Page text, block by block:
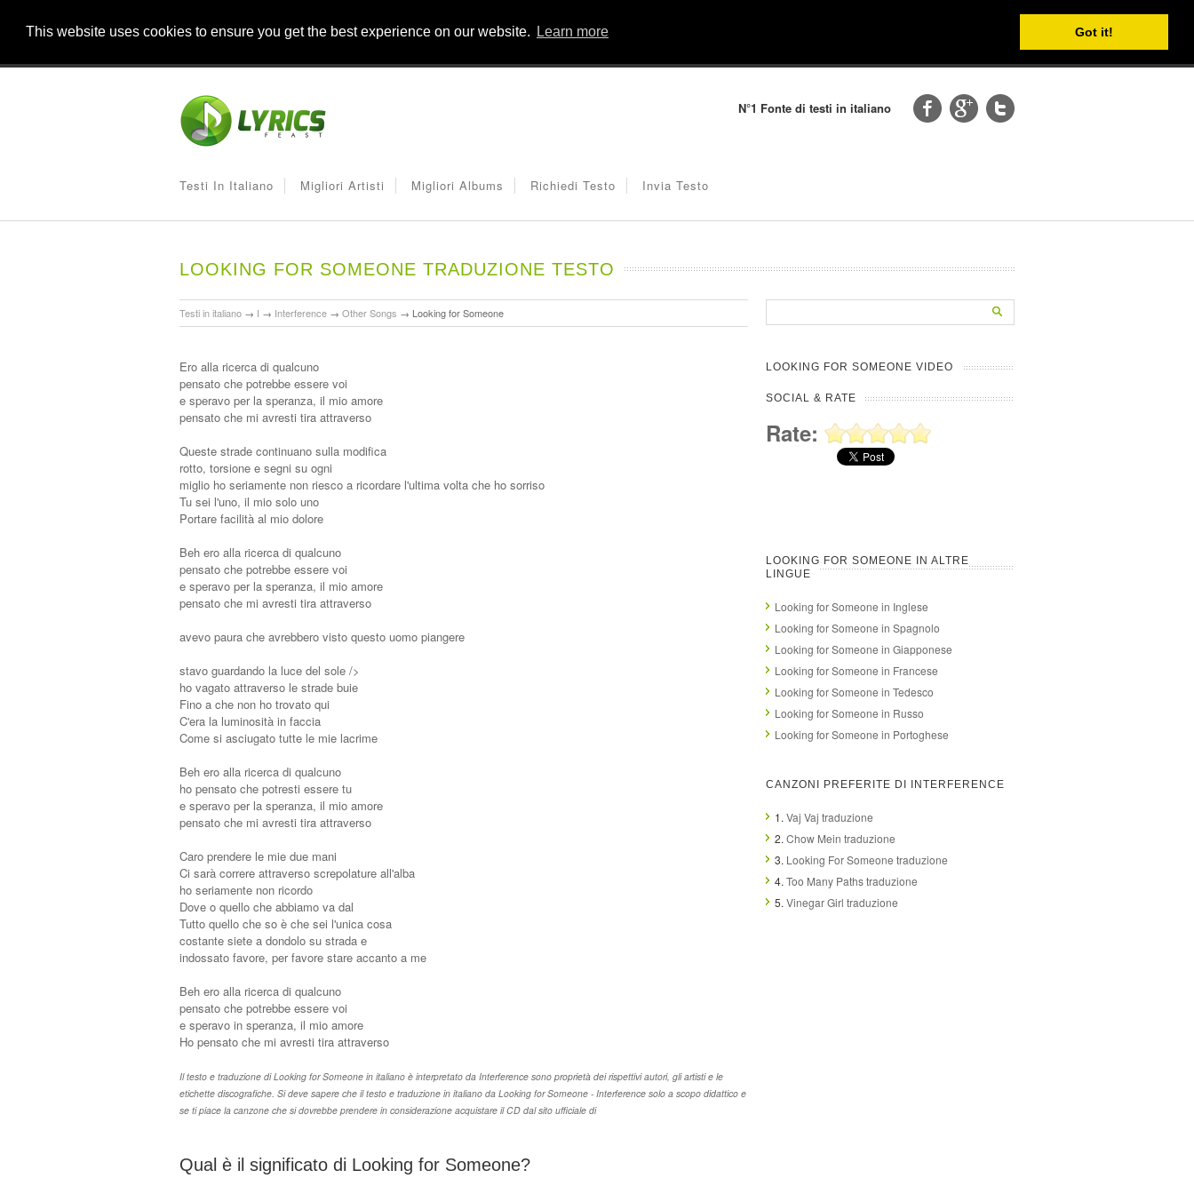
This website uses cookies to ensure you get the best experience on our website. Learn more Got it!
N°1 Fonte di testi in italiano
Testi In Italiano Migliori Artisti Migliori Albums Richiedi Testo Invia Testo
LOOKING FOR SOMEONE TRADUZIONE TESTO
Testi in italiano → I → Interference → Other Songs → Looking for Someone
Ero alla ricerca di qualcuno
pensato che potrebbe essere voi
e speravo per la speranza, il mio amore
pensato che mi avresti tira attraverso
Queste strade continuano sulla modifica
rotto, torsione e segni su ogni
miglio ho seriamente non riesco a ricordare l'ultima volta che ho sorriso
Tu sei l'uno, il mio solo uno
Portare facilità al mio dolore
Beh ero alla ricerca di qualcuno
pensato che potrebbe essere voi
e speravo per la speranza, il mio amore
pensato che mi avresti tira attraverso
avevo paura che avrebbero visto questo uomo piangere
stavo guardando la luce del sole />
ho vagato attraverso le strade buie
Fino a che non ho trovato qui
C'era la luminosità in faccia
Come si asciugato tutte le mie lacrime
Beh ero alla ricerca di qualcuno
ho pensato che potresti essere tu
e speravo per la speranza, il mio amore
pensato che mi avresti tira attraverso
Caro prendere le mie due mani
Ci sarà correre attraverso screpolature all'alba
ho seriamente non ricordo
Dove o quello che abbiamo va dal
Tutto quello che so è che sei l'unica cosa
costante siete a dondolo su strada e
indossato favore, per favore stare accanto a me
Beh ero alla ricerca di qualcuno
pensato che potrebbe essere voi
e speravo in speranza, il mio amore
Ho pensato che mi avresti tira attraverso
Il testo e traduzione di Looking for Someone in italiano è interpretato da Interference sono proprietà dei rispettivi autori, gli artisti e le
etichette discografiche. Si deve sapere che il testo e traduzione in italiano da Looking for Someone - Interference solo a scopo didattico e
se ti piace la canzone che si dovrebbe prendere in considerazione acquistare il CD dal sito ufficiale di
Qual è il significato di Looking for Someone?
LOOKING FOR SOMEONE VIDEO
SOCIAL & RATE
Rate:
LOOKING FOR SOMEONE IN ALTRE
LINGUE
Looking for Someone in Inglese
Looking for Someone in Spagnolo
Looking for Someone in Giapponese
Looking for Someone in Francese
Looking for Someone in Tedesco
Looking for Someone in Russo
Looking for Someone in Portoghese
CANZONI PREFERITE DI INTERFERENCE
1. Vaj Vaj traduzione
2. Chow Mein traduzione
3. Looking For Someone traduzione
4. Too Many Paths traduzione
5. Vinegar Girl traduzione